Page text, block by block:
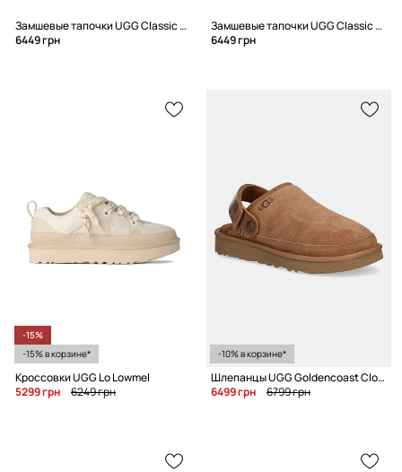
Замшевые тапочки UGG Classic Micro
6449 грн
Замшевые тапочки UGG Classic Micro
6449 грн
-15%
-15% в корзине*
Кроссовки UGG Lo Lowmel
5299 грн
6249 грн
-10% в корзине*
Шлепанцы UGG Goldencoast Clog II
6499 грн
6799 грн